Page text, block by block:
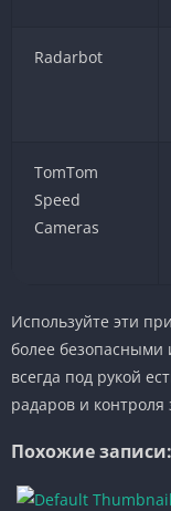
Radarbot
TomTom
Speed
Cameras
Используйте эти
более безопасными
всегда под рукой
радаров и контроля
Похожие записи: